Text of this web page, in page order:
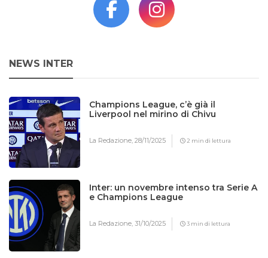
NEWS INTER
Champions League, c’è già il
Liverpool nel mirino di Chivu
La Redazione,28/11/2025 2 min di lettura
Inter: un novembre intenso tra Serie A
e Champions League
La Redazione,31/10/2025 3 min di lettura